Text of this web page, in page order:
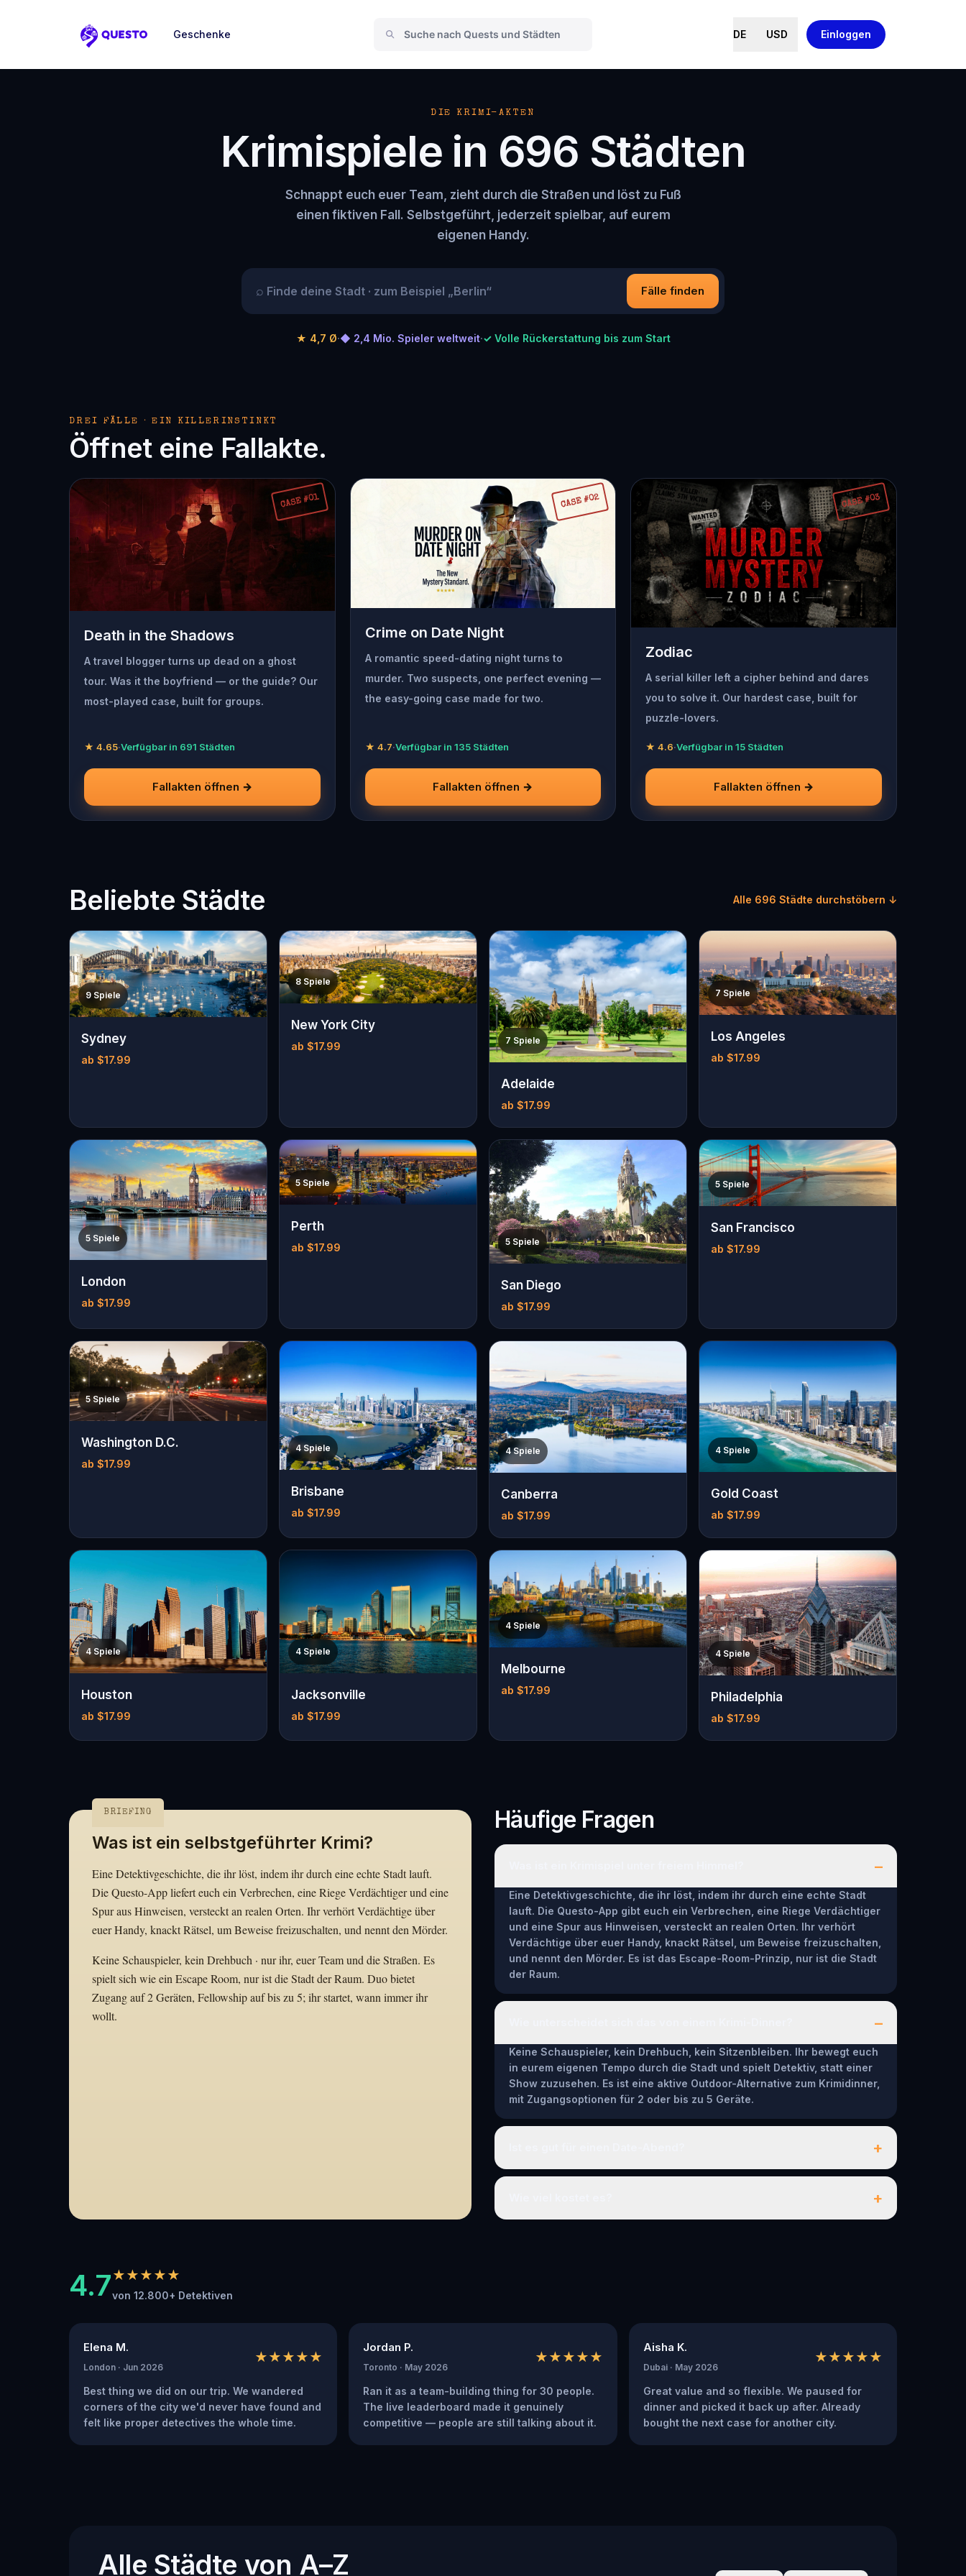
Questo
Geschenke DE USD Einloggen
DIE KRIMI-AKTEN
Krimispiele in 696 Städten
Schnappt euch euer Team, zieht durch die Straßen und löst zu Fuß
einen fiktiven Fall. Selbstgeführt, jederzeit spielbar, auf eurem
eigenen Handy.
⌕ Fälle finden
★ 4,7 Ø·◆ 2,4 Mio. Spieler weltweit·✓ Volle Rückerstattung bis zum Start
DREI FÄLLE · EIN KILLERINSTINKT
Öffnet eine Fallakte.
CASE #01
Death in the Shadows
A travel blogger turns up dead on a ghost
tour. Was it the boyfriend — or the guide? Our
most-played case, built for groups.
★ 4.65·Verfügbar in 691 Städten
Fallakten öffnen →
CASE #02
Crime on Date Night
A romantic speed-dating night turns to
murder. Two suspects, one perfect evening —
the easy-going case made for two.
★ 4.7·Verfügbar in 135 Städten
Fallakten öffnen →
CASE #03
Zodiac
A serial killer left a cipher behind and dares
you to solve it. Our hardest case, built for
puzzle-lovers.
★ 4.6·Verfügbar in 15 Städten
Fallakten öffnen →
Beliebte Städte Alle 696 Städte durchstöbern ↓
9 Spiele
Sydney
ab $17.99
8 Spiele
New York City
ab $17.99 7 Spiele
Adelaide
ab $17.99
7 Spiele
Los Angeles
ab $17.99
5 Spiele
London
ab $17.99
5 Spiele
Perth
ab $17.99
5 Spiele
San Diego
ab $17.99
5 Spiele
San Francisco
ab $17.99
5 Spiele
Washington D.C.
ab $17.99
4 Spiele
Brisbane
ab $17.99
4 Spiele
Canberra
ab $17.99
4 Spiele
Gold Coast
ab $17.99
4 Spiele
Houston
ab $17.99
4 Spiele
Jacksonville
ab $17.99
4 Spiele
Melbourne
ab $17.99
4 Spiele
Philadelphia
ab $17.99
BRIEFING
Was ist ein selbstgeführter Krimi?
Eine Detektivgeschichte, die ihr löst, indem ihr durch eine echte Stadt lauft.
Die Questo-App liefert euch ein Verbrechen, eine Riege Verdächtiger und eine
Spur aus Hinweisen, versteckt an realen Orten. Ihr verhört Verdächtige über
euer Handy, knackt Rätsel, um Beweise freizuschalten, und nennt den Mörder.
Keine Schauspieler, kein Drehbuch · nur ihr, euer Team und die Straßen. Es
spielt sich wie ein Escape Room, nur ist die Stadt der Raum. Duo bietet
Zugang auf 2 Geräten, Fellowship auf bis zu 5; ihr startet, wann immer ihr
wollt.
Häufige Fragen
–
Eine Detektivgeschichte, die ihr löst, indem ihr durch eine echte Stadt
lauft. Die Questo-App gibt euch ein Verbrechen, eine Riege Verdächtiger
und eine Spur aus Hinweisen, versteckt an realen Orten. Ihr verhört
Verdächtige über euer Handy, knackt Rätsel, um Beweise freizuschalten,
und nennt den Mörder. Es ist das Escape-Room-Prinzip, nur ist die Stadt
der Raum.
–
Keine Schauspieler, kein Drehbuch, kein Sitzenbleiben. Ihr bewegt euch
in eurem eigenen Tempo durch die Stadt und spielt Detektiv, statt einer
Show zuzusehen. Es ist eine aktive Outdoor-Alternative zum Krimidinner,
mit Zugangsoptionen für 2 oder bis zu 5 Geräte.
+
+
4.7★★★★★
von 12.800+ Detektiven
Elena M.
London · Jun 2026
★★★★★
Best thing we did on our trip. We wandered
corners of the city we'd never have found and
felt like proper detectives the whole time.
Jordan P.
Toronto · May 2026
★★★★★
Ran it as a team-building thing for 30 people.
The live leaderboard made it genuinely
competitive — people are still talking about it.
Aisha K.
Dubai · May 2026
★★★★★
Great value and so flexible. We paused for
dinner and picked it back up after. Already
bought the next case for another city.
Alle Städte von A–Z